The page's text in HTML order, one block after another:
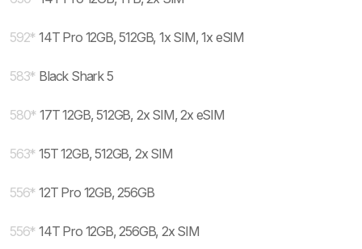
592* 14T Pro 12GB, 512GB, 1x SIM, 1x eSIM
583* Black Shark 5
580* 17T 12GB, 512GB, 2x SIM, 2x eSIM
563* 15T 12GB, 512GB, 2x SIM
556* 12T Pro 12GB, 256GB
556* 14T Pro 12GB, 256GB, 2x SIM